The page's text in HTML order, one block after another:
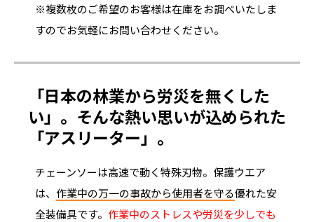
※複数枚のご希望のお客様は在庫をお調べいたしま
すのでお気軽にお問い合わせください。
「日本の林業から労災を無くした
い」。そんな熱い思いが込められた
「アスリーター」。
チェーンソーは高速で動く特殊刃物。保護ウエア
は、 作業中の万一の事故から使用者を守る優れた安
全装備具です。 作業中のストレスや労災を少しでも